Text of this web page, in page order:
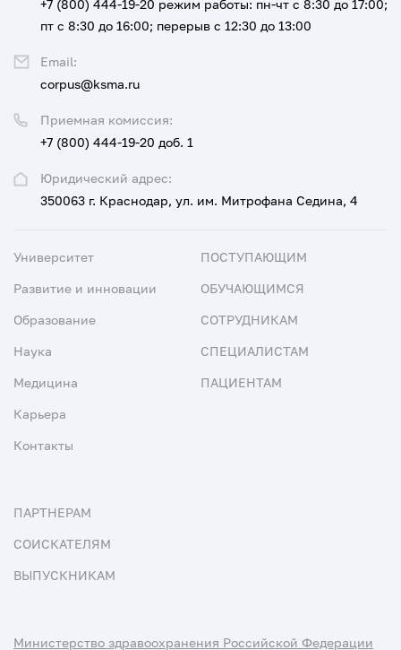
Юридический адрес:
350063 г. Краснодар, ул. им. Митрофана Седина, 4
Приемная комиссия:
+7 (800) 444-19-20 доб. 1
+7 (800) 444-19-20 режим работы: пн-чт с 8:30 до 17:00;
пт с 8:30 до 16:00; перерыв с 12:30 до 13:00
Email:
corpus@ksma.ru
Университет
Развитие и инновации
Образование
Наука
Медицина
Карьера
Контакты
ПОСТУПАЮЩИМ
ОБУЧАЮЩИМСЯ
СОТРУДНИКАМ
СПЕЦИАЛИСТАМ
ПАЦИЕНТАМ
ПАРТНЕРАМ
СОИСКАТЕЛЯМ
ВЫПУСКНИКАМ
Министерство здравоохранения Российской Федерации